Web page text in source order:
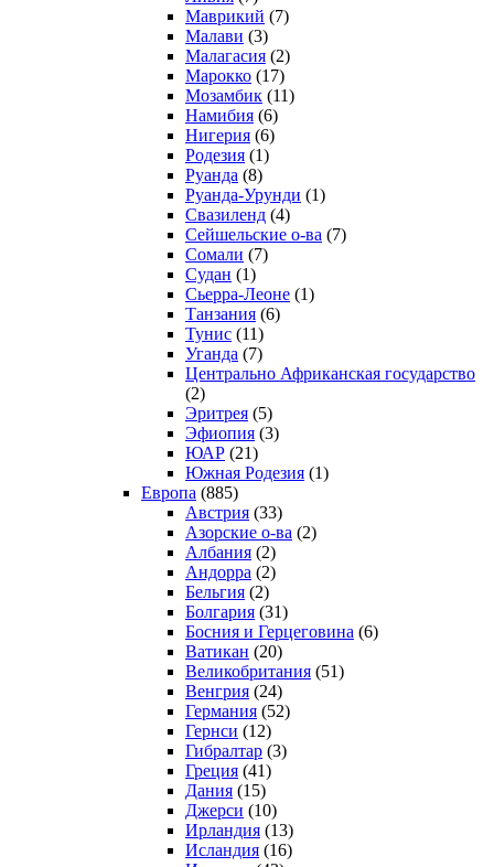
Маврикий (7)
Малави (3)
Малагасия (2)
Марокко (17)
Мозамбик (11)
Намибия (6)
Нигерия (6)
Родезия (1)
Руанда (8)
Руанда-Урунди (1)
Свазиленд (4)
Сейшельские о-ва (7)
Сомали (7)
Судан (1)
Сьерра-Леоне (1)
Танзания (6)
Тунис (11)
Уганда (7)
Центрально Африканская государство
(2)
Эритрея (5)
Эфиопия (3)
ЮАР (21)
Южная Родезия (1)
Европа (885)
Австрия (33)
Азорские о-ва (2)
Албания (2)
Андорра (2)
Бельгия (2)
Болгария (31)
Босния и Герцеговина (6)
Ватикан (20)
Великобритания (51)
Венгрия (24)
Германия (52)
Гернси (12)
Гибралтар (3)
Греция (41)
Дания (15)
Джерси (10)
Ирландия (13)
Исландия (16)